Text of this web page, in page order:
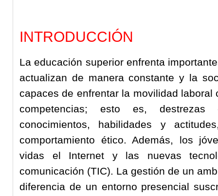
INTRODUCCIÓN
La educación superior enfrenta
actualizan de manera constante y la
capaces de enfrentar la movilidad laboral
competencias; esto es, destrezas
conocimientos, habilidades y
comportamiento ético. Además, los
vidas el Internet y las nuevas
comunicación (TIC). La gestión de un
diferencia de un entorno presencial